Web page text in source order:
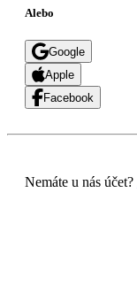
Alebo
Google
Apple
Facebook
Nemáte u nás účet?